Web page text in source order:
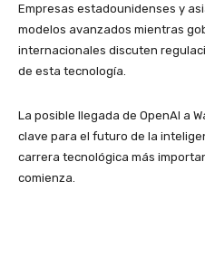
Empresas estadounidenses y
modelos avanzados mientras
internacionales discuten
de esta tecnología.
La posible llegada de OpenAI a
clave para el futuro de la
carrera tecnológica más
comienza.